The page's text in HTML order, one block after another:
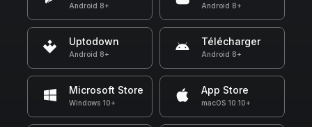
Android 8+ Android 8+
Uptodown
Android 8+
Télécharger
Android 8+
Microsoft Store
Windows 10+
App Store
macOS 10.10+